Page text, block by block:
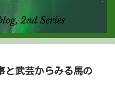
と武芸からみる馬の